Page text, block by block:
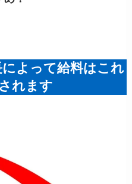
よって給料はこれ
れます